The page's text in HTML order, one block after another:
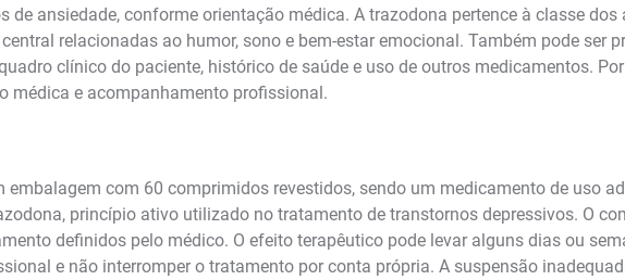
de ansiedade, conforme orientação médica. A trazodona pertence à classe
relacionadas ao humor, sono e bem-estar emocional. Também pode ser
clínico do paciente, histórico de saúde e uso de outros medicamentos.
médica e acompanhamento profissional.
embalagem com 60 comprimidos revestidos, sendo um medicamento de uso
princípio ativo utilizado no tratamento de transtornos depressivos. O
definidos pelo médico. O efeito terapêutico pode levar alguns dias ou
e não interromper o tratamento por conta própria. A suspensão